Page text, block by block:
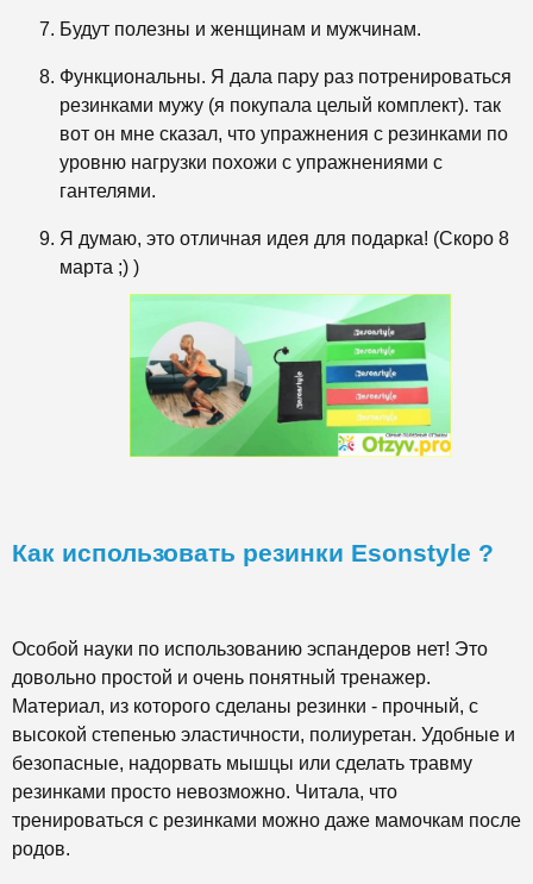
Будут полезны и женщинам и мужчинам.
Функциональны. Я дала пару раз потренироваться
резинками мужу (я покупала целый комплект). так
вот он мне сказал, что упражнения с резинками по
уровню нагрузки похожи с упражнениями с
гантелями.
Я думаю, это отличная идея для подарка! (Скоро 8
марта ;) )
Как использовать резинки Esonstyle ?
Особой науки по использованию эспандеров нет! Это
довольно простой и очень понятный тренажер.
Материал, из которого сделаны резинки - прочный, с
высокой степенью эластичности, полиуретан. Удобные и
безопасные, надорвать мышцы или сделать травму
резинками просто невозможно. Читала, что
тренироваться с резинками можно даже мамочкам после
родов.